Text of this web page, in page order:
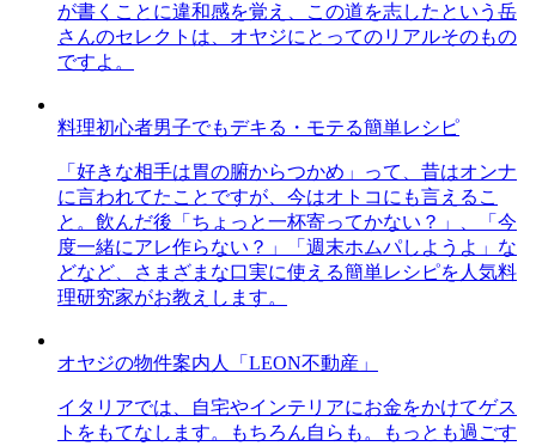
が書くことに違和感を覚え、この道を志したという岳
さんのセレクトは、オヤジにとってのリアルそのもの
ですよ。
料理初心者男子でもデキる・モテる簡単レシピ
「好きな相手は胃の腑からつかめ」って、昔はオンナ
に言われてたことですが、今はオトコにも言えるこ
と。飲んだ後「ちょっと一杯寄ってかない？」、「今
度一緒にアレ作らない？」「週末ホムパしようよ」な
どなど、さまざまな口実に使える簡単レシピを人気料
理研究家がお教えします。
オヤジの物件案内人「LEON不動産」
イタリアでは、自宅やインテリアにお金をかけてゲス
トをもてなします。もちろん自らも。もっとも過ごす